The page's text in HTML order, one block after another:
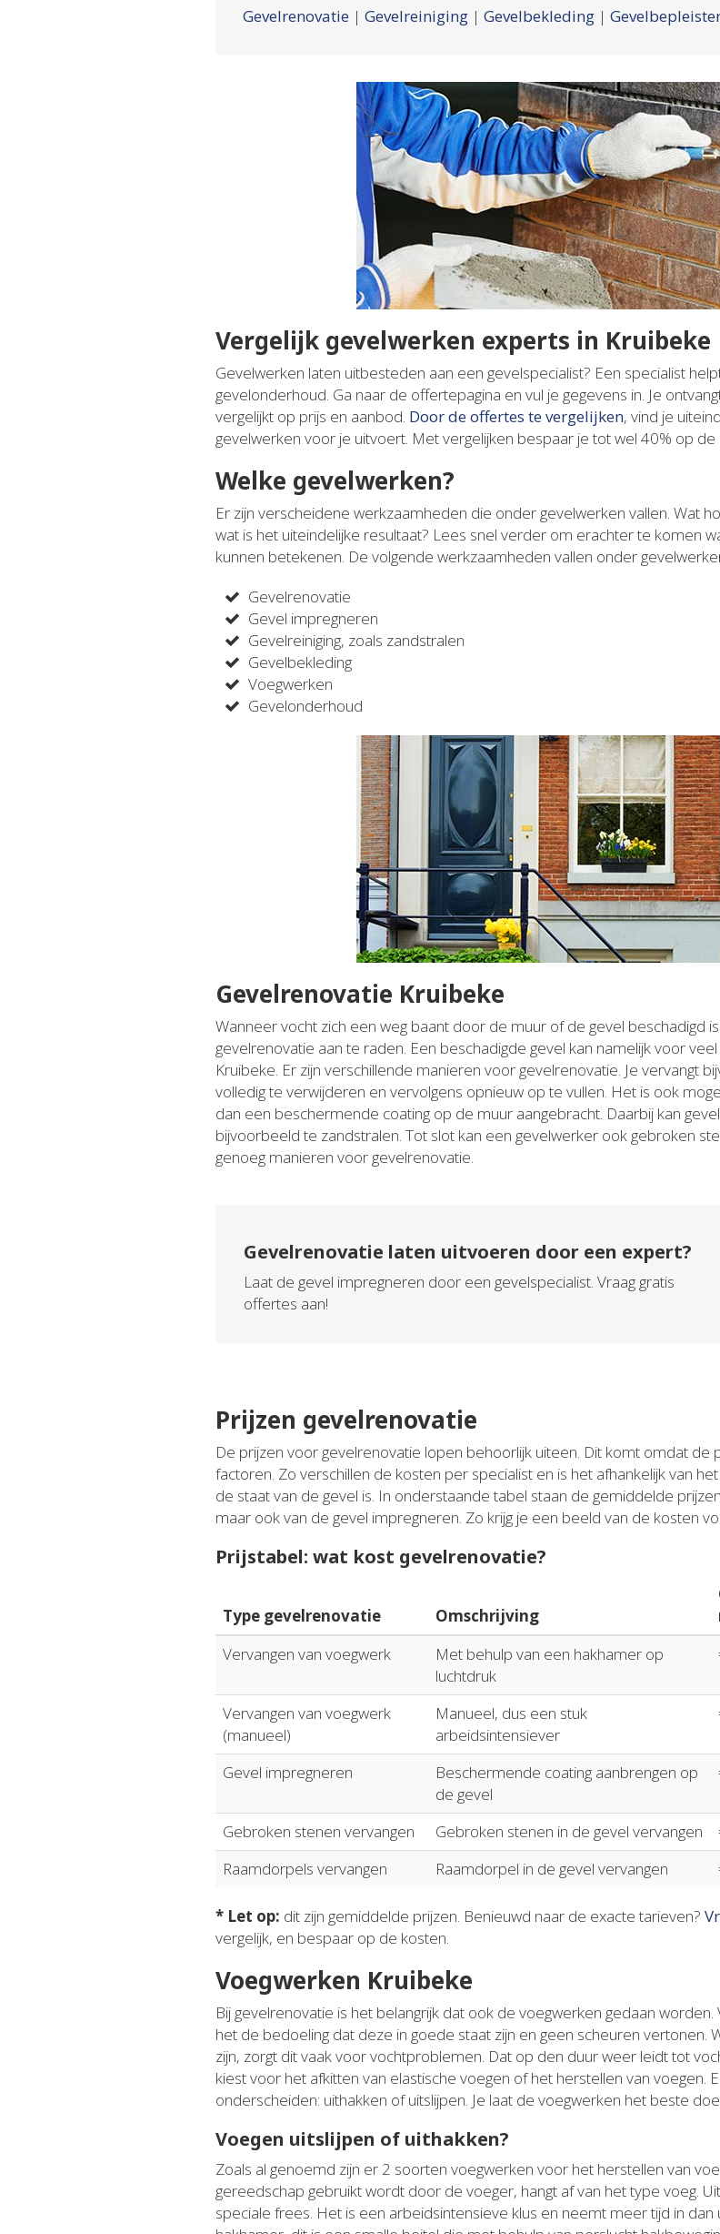
Gevelrenovatie | Gevelreiniging | Gevelbekleding |
Vergelijk gevelwerken experts in Kruibeke
Gevelwerken laten uitbesteden aan een gevelspecialist? Een specialist
gevelonderhoud. Ga naar de offertepagina en vul je gegevens in. Je
vergelijkt op prijs en aanbod. Door de offertes te vergelijken, vind je
gevelwerken voor je uitvoert. Met vergelijken bespaar je tot wel 40% op de
Welke gevelwerken?
Er zijn verscheidene werkzaamheden die onder gevelwerken vallen. Wat
wat is het uiteindelijke resultaat? Lees snel verder om erachter te komen
kunnen betekenen. De volgende werkzaamheden vallen onder
Gevelrenovatie
Gevel impregneren
Gevelreiniging, zoals zandstralen
Gevelbekleding
Voegwerken
Gevelonderhoud
Gevelrenovatie Kruibeke
Wanneer vocht zich een weg baant door de muur of de gevel beschadigd
gevelrenovatie aan te raden. Een beschadigde gevel kan namelijk voor
Kruibeke. Er zijn verschillende manieren voor gevelrenovatie. Je vervangt
volledig te verwijderen en vervolgens opnieuw op te vullen. Het is ook
dan een beschermende coating op de muur aangebracht. Daarbij kan
bijvoorbeeld te zandstralen. Tot slot kan een gevelwerker ook gebroken
genoeg manieren voor gevelrenovatie.
Gevelrenovatie laten uitvoeren door een expert?
Laat de gevel impregneren door een gevelspecialist. Vraag gratis
offertes aan!
Prijzen gevelrenovatie
De prijzen voor gevelrenovatie lopen behoorlijk uiteen. Dit komt omdat
factoren. Zo verschillen de kosten per specialist en is het afhankelijk van
de staat van de gevel is. In onderstaande tabel staan de gemiddelde
maar ook van de gevel impregneren. Zo krijg je een beeld van de kosten
Prijstabel: wat kost gevelrenovatie?
Type gevelrenovatie Omschrijving
Vervangen van voegwerk
Met behulp van een hakhamer op
luchtdruk
Vervangen van voegwerk
(manueel)
Manueel, dus een stuk
arbeidsintensiever
Gevel impregneren
Beschermende coating aanbrengen op
de gevel
Gebroken stenen vervangen Gebroken stenen in de gevel vervangen
Raamdorpels vervangen
Raamdorpel in de gevel vervangen
* Let op: dit zijn gemiddelde prijzen. Benieuwd naar de exacte tarieven?
vergelijk, en bespaar op de kosten.
Voegwerken Kruibeke
Bij gevelrenovatie is het belangrijk dat ook de voegwerken gedaan worden.
het de bedoeling dat deze in goede staat zijn en geen scheuren vertonen.
zijn, zorgt dit vaak voor vochtproblemen. Dat op den duur weer leidt tot
kiest voor het afkitten van elastische voegen of het herstellen van voegen.
onderscheiden: uithakken of uitslijpen. Je laat de voegwerken het beste
Voegen uitslijpen of uithakken?
Zoals al genoemd zijn er 2 soorten voegwerken voor het herstellen van
gereedschap gebruikt wordt door de voeger, hangt af van het type voeg.
speciale frees. Het is een arbeidsintensieve klus en neemt meer tijd in dan